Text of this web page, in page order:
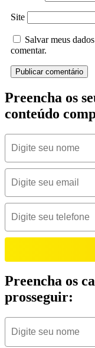
Site
Salvar meus
comentar.
Preencha os
conteúdo
Preencha os
prosseguir: